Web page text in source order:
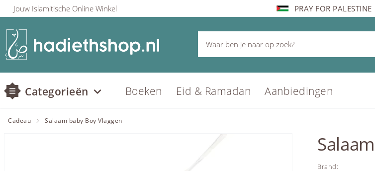
Jouw Islamitische Online Winkel PRAY FOR PALESTINE
Categorieën Boeken Eid & Ramadan Aanbiedingen
Cadeau Salaam baby Boy Vlaggen
Brand: